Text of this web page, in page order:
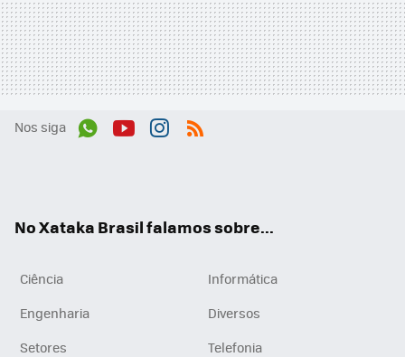
Nos siga
No Xataka Brasil falamos sobre...
Ciência
Informática
Engenharia
Diversos
Setores
Telefonia